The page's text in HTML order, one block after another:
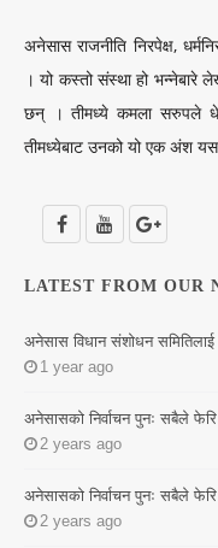
अनेसास राजनीति निरपेक्ष,
। यो कस्तो संस्था हो भन्नेबारे
छन् । तीमध्ये कमला सरुपले
तीमध्येबाट उनको यो एक अंश
LATEST FROM OUR
अनेसास विधान संशोधन
1 year ago
अनेसासको निर्वाचन पुनः सबैले फेरि
2 years ago
अनेसासको निर्वाचन पुनः सबैले फेरि
2 years ago